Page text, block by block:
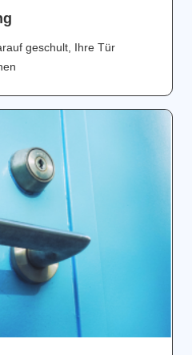
geschult, Ihre Tür